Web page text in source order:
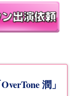
OverTone 潤」